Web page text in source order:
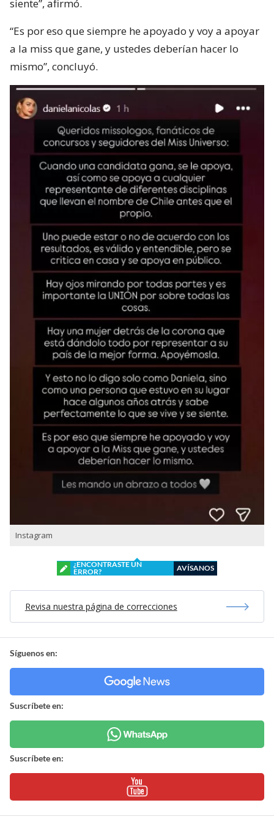
siente”, afirmó.
“Es por eso que siempre he apoyado y voy a apoyar
a la miss que gane, y ustedes deberían hacer lo
mismo”, concluyó.
Instagram
¿ENCONTRASTE UN
ERROR?
AVÍSANOS
Revisa nuestra página de correcciones
Síguenos en:
Suscríbete en:
Suscríbete en: